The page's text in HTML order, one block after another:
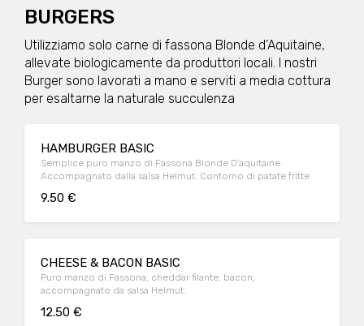
BURGERS
Utilizziamo solo carne di fassona Blonde d’Aquitaine,
allevate biologicamente da produttori locali. I nostri
Burger sono lavorati a mano e serviti a media cottura
per esaltarne la naturale succulenza
HAMBURGER BASIC
Semplice puro manzo di Fassona Blonde D'aquitaine.
Accompagnato dalla salsa Helmut. Contorno di patate fritte
9.50 €
CHEESE & BACON BASIC
Puro manzo di Fassona, cheddar filante, bacon,
accompagnato da salsa Helmut.
12.50 €